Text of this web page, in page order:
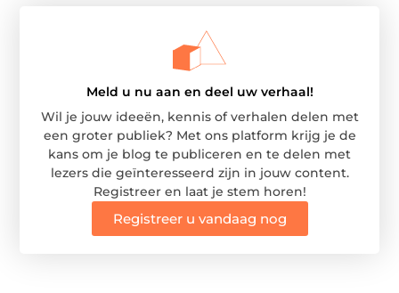
Meld u nu aan en deel uw verhaal!
Wil je jouw ideeën, kennis of verhalen delen met
een groter publiek? Met ons platform krijg je de
kans om je blog te publiceren en te delen met
lezers die geïnteresseerd zijn in jouw content.
Registreer en laat je stem horen!
Registreer u vandaag nog